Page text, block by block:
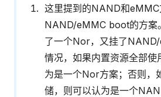
这里提到的NAND和eMMC
NAND/eMMC boot的方案
了一个Nor，又挂了
情况，如果内置资源全部使
为是一个Nor方案；否则，
储，则可以认为是一个